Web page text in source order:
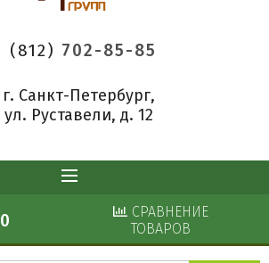
(812) 702-85-85
г. Санкт-Петербург,
ул. Руставели, д. 12
0
СРАВНЕНИЕ
ТОВАРОВ